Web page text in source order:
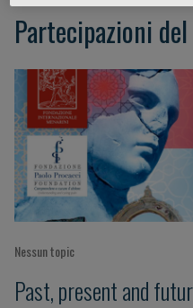
Partecipazioni
Nessun topic
Past, present and